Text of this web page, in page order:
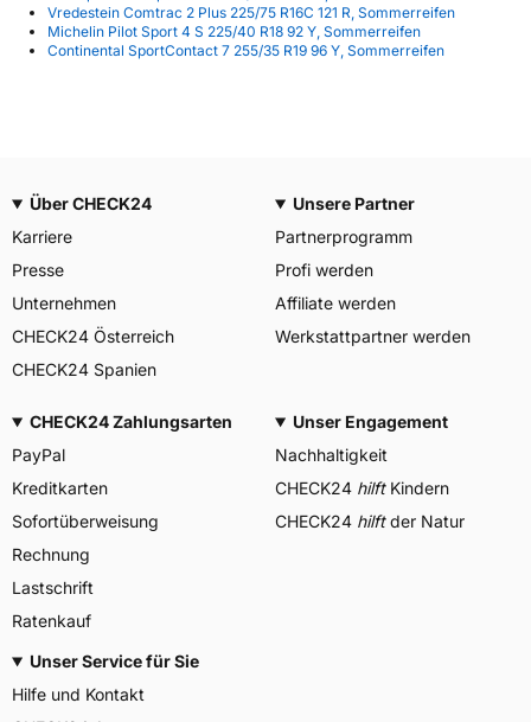
Vredestein Comtrac 2 Plus 225/75 R16C 121 R, Sommerreifen
Michelin Pilot Sport 4 S 225/40 R18 92 Y, Sommerreifen
Continental SportContact 7 255/35 R19 96 Y, Sommerreifen
Über CHECK24
Karriere
Presse
Unternehmen
CHECK24 Österreich
CHECK24 Spanien
Unsere Partner
Partnerprogramm
Profi werden
Affiliate werden
Werkstattpartner werden
CHECK24 Zahlungsarten
PayPal
Kreditkarten
Sofortüberweisung
Rechnung
Lastschrift
Ratenkauf
Unser Engagement
Nachhaltigkeit
CHECK24 hilftKindern
CHECK24 hilftder Natur
Unser Service für Sie
Hilfe und Kontakt